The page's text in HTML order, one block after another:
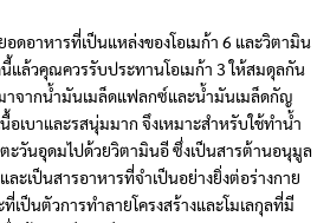
ดอาหารที่เป็นแหล่งของโอเมก้า 6 และวิตามิน
แล้วคุณควรรับประทานโอเมก้า 3 ให้สมดุลกัน
มาจากน้ำมันเมล็ดแฟลกซ์และน้ำมันเมล็ดกัญ
อเบาและรสนุ่มมาก จึงเหมาะสำหรับใช้ทำน้ำ
ะวันอุดมไปด้วยวิตามินอี ซึ่งเป็นสารต้านอนุมูล
ละเป็นสารอาหารที่จำเป็นอย่างยิ่งต่อร่างกาย
เป็นตัวการทำลายโครงสร้างและโมเลกุลที่มี